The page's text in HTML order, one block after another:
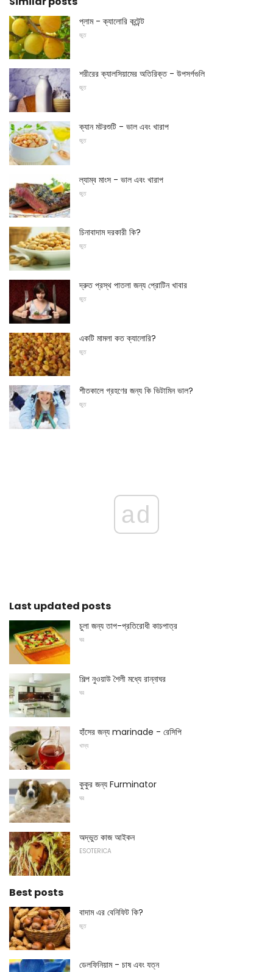
প্লাম - ক্যালোরি কন্টেন্ট
জুত
শরীরের ক্যালসিয়ামের অতিরিক্ত - উপসর্গগুলি
জুত
ক্যান মটরশুটি - ভাল এবং খারাপ
জুত
ল্যাম্ব মাংস - ভাল এবং খারাপ
জুত
চিনাবাদাম দরকারী কি?
জুত
দ্রুত প্রস্থ পাতলা জন্য প্রোটিন খাবার
জুত
একটি মামলা কত ক্যালোরি?
জুত
শীতকালে গ্রহণের জন্য কি ভিটামিন ভাল?
জুত
ad
Last updated posts
চুলা জন্য তাপ-প্রতিরোধী কাচপাত্র
ঘর
শিল্প নুওয়াউ শৈলী মধ্যে রান্নাঘর
ঘর
হাঁসের জন্য marinade - রেসিপি
খাদ্য
কুকুর জন্য Furminator
ঘর
অদ্ভুত কাজ আইকন
ESOTERICA
Best posts
বাদাম এর বেনিফিট কি?
জুত
ডেলফিনিয়াম - চাষ এবং যত্ন